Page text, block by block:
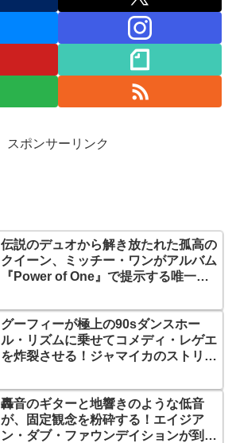
スポンサーリンク
伝説のデュオから解き放たれた孤高の
クイーン、ミッチー・ワンがアルバム
『Power of One』で提示する唯一無
ロンドンの洗練されたアーバン・ソウ
ルが火花を散らし、どこまでも自由な
『個の力』が全編に宿った、至高のマ
スターピースがここに誕生した
グーフィーが極上の90sダンスホー
ル・リズムに乗せてコメディ・レゲエ
を炸裂させる！ジャマイカのストリー
笑い飛ばす不滅のダンスホール聖典
『I Don’t Give a Damn』
轟音のギターと地響きのような低音
が、固定観念を粉砕する！エイジア
ン・ダブ・ファウンデイションが到達